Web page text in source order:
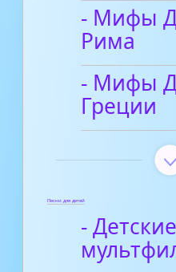
- Мифы
Рима
- Мифы
Греции
Песни для детей
-